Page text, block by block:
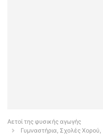
Αετοί της φυσικής αγωγής
Γυμναστήρια, Σχολές